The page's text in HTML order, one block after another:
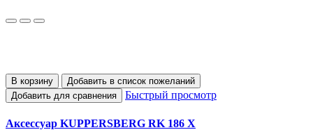
В корзину
Добавить в список пожеланий
Добавить для сравнения
Быстрый просмотр
Аксессуар KUPPERSBERG RK 186 X